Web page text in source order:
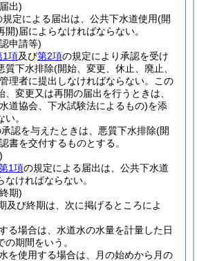
出)
規定による届出は、公共下水道使用(開
開)届によらなければならない。
申請等)
1項及び第2項の規定により承認を受け
質下水排除(開始、変更、休止、廃止、
理者に提出しなければならない。
この
変更又は再開の届出を行うときは、
道協会、下水試験法によるもの)を添
。
認を与えたときは、悪質下水排除(開
書を交付するものとする。
1項の規定による届出は、公共下水道
ければならない。
期)
及び終期は、次に掲げるところによ
る場合は、水道水の水量を計量した日
期間をいう。
を使用する場合は、月の始めから月の